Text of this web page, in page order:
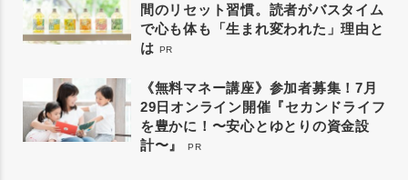
間のリセット習慣。読者がバスタイム
で心も体も「生まれ変われた」理由と
は PR
《無料マネー講座》参加者募集！7月
29日オンライン開催『セカンドライフ
を豊かに！〜安心とゆとりの資金設
計〜』
PR